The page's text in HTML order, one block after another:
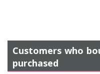
Customers who
purchased